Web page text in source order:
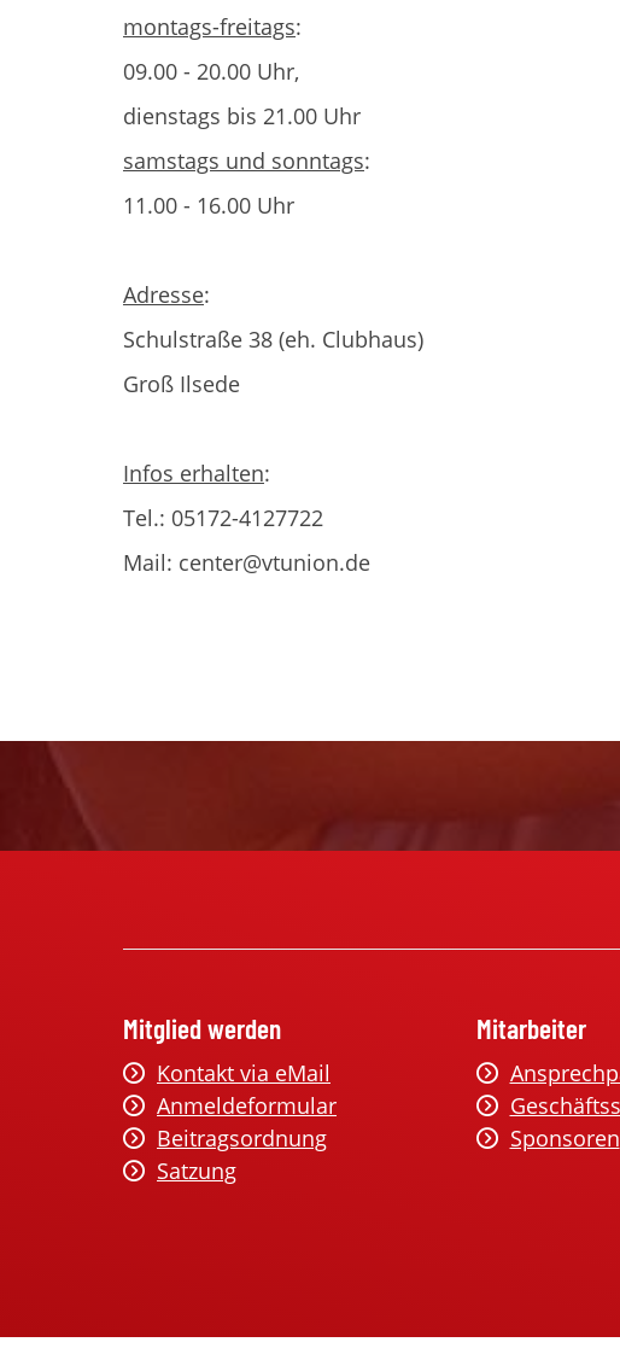
montags-freitags:
09.00 - 20.00 Uhr,
dienstags bis 21.00 Uhr
samstags und sonntags:
11.00 - 16.00 Uhr
Adresse:
Schulstraße 38 (eh. Clubhaus)
Groß Ilsede
Infos erhalten:
Tel.: 05172-4127722
Mail: center@vtunion.de
Mitglied werden
Kontakt via eMail
Anmeldeformular
Beitragsordnung
Satzung
Mitarbeiter
Sponsoren